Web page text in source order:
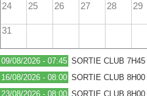
24 25 26 27 28 29
31
09/08/2026 - 07:45 SORTIE CLUB 7H45
16/08/2026 - 08:00 SORTIE CLUB 8H00
23/08/2026 - 08:00 SORTIE CLUB 8H00